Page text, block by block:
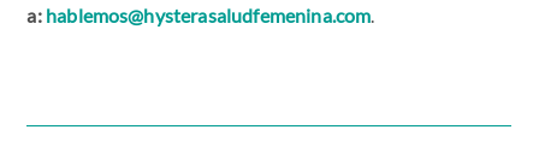
a: hablemos@hysterasaludfemenina.com.